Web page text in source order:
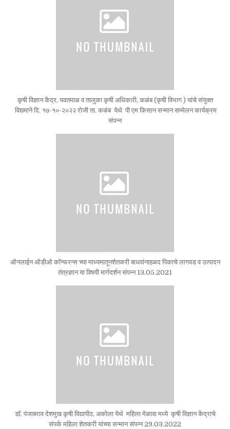
कृषी विज्ञान केंद्र, यवतमाळ व तालुका कृषी अधिकारी, कळंब (कृषी विभाग ) यांचे संयुक्त
विद्यमाने दि. १७-१०-२०२२ रोजी ता. कळंब येथे पी एम किसान सन्मान सम्मेलन कार्यक्रम
संपन्न
ऑनलाईन ऑडीओ कॉन्फरन्स च्या माध्यमातूनशेतकरी बाधवांनाहळद पिकाचे लागवड व उत्पादन
तंत्रज्ञान या विषयी मार्गदर्शन संपन्न 13.05.2021
डॉ. पंजाबराव देशमुख कृषी विद्यापीठ, अकोला येथे महिला मेळावा मध्ये कृषी विज्ञान केंद्राचे
संपर्क महिला शेतकरी यांच्या सन्मान संपन्न 29.03.2022